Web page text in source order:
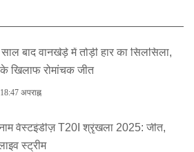
बाद वानखेड़े में तोड़ी हार का सिलसिला,
खिलाफ रोमांचक जीत
अपराह्न
वेस्टइंडीज़ T20I श्रृंखला 2025: जीत,
स्ट्रीम